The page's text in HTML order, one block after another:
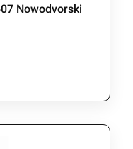
Nowodvorski